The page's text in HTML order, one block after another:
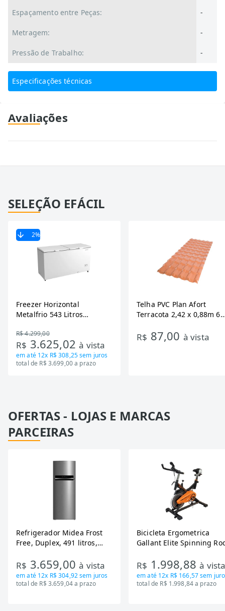
Espaçamento entre Peças: -
Metragem: -
Pressão de Trabalho: -
Especificações técnicas
Avaliações
SELEÇÃO EFÁCIL
2%
Freezer Horizontal
Metalfrio 543 Litros
Tecnologia Inverter, Branco,
Bivolt
R$ 4.299,00
R$ 3.625,02à vista
em até 12x R$ 308,25sem juros
total de R$ 3.699,00 a prazo
Telha PVC Plan Afort
Terracota 2,42 x 0,88m 6
R$ 87,00 à vista
OFERTAS - LOJAS E MARCAS
PARCEIRAS
Refrigerador Midea Frost
Free, Duplex, 491 litros,
RT650EVK463)
R$ 3.659,00à vista
em até 12x R$ 304,92sem juros
total de R$ 3.659,04 a prazo
Bicicleta Ergometrica
Gallant Elite Spinning
Mecanica GSB13HBTA-PT
R$ 1.998,88à
em até 12x R$ 166,57sem
total de R$ 1.998,84 a prazo